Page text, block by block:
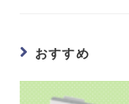
おすすめ